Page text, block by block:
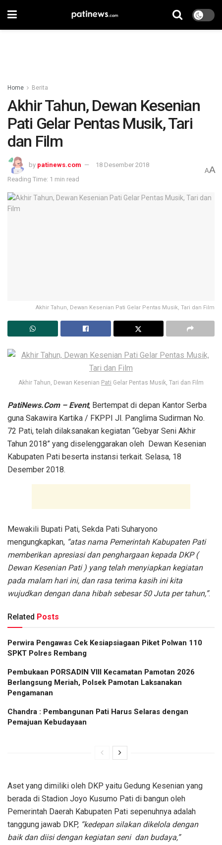
Home Berita
Akhir Tahun, Dewan Kesenian
Pati Gelar Pentas Musik, Tari
dan Film
by patinews.com
18 Desember 2018
Reading Time: 1 min read
AA
Akhir Tahun, Dewan Kesenian Pati Gelar Pentas Musik, Tari dan Film
Akhir Tahun, Dewan Kesenian Pati Gelar Pentas Musik, Tari dan Film
PatiNews.Com – Event, Bertempat di depan Kantor Serba
guna Sakawira Kartika / FKPPI Jl. Panglima Sudirman No.
72 Pati, telah dilaksanakan kegiatan “Gebyar Seni Akhir
Tahun 2018” yang diselenggarakan oleh Dewan Kesenian
Kabupaten Pati beserta instansi terkait. Selasa, 18
Desember 2018.
Mewakili Bupati Pati, Sekda Pati Suharyono
mengungkapkan, “atas nama Pemerintah Kabupaten Pati
memberikan apresiasi dan penghargaan kepada DKP (
Dewan Kesenian Pati ) yang telah menyiapkan kegiatan
pada malam hari ini, dan rasa terima kasih ini kita
wujudkan dengan dana hibah sebesar 50 Juta per tahun,”.
Related Posts
Perwira Pengawas Cek Kesiapsiagaan Piket Polwan 110
SPKT Polres Rembang
Pembukaan PORSADIN VIII Kecamatan Pamotan 2026
Berlangsung Meriah, Polsek Pamotan Laksanakan
Pengamanan
Chandra : Pembangunan Pati Harus Selaras dengan
Pemajuan Kebudayaan
Aset yang dimiliki oleh DKP yaitu Gedung Kesenian yang
berada di Stadion Joyo Kusumo Pati di bangun oleh
Pemerintah Daerah Kabupaten Pati sepenuhnya adalah
tanggung jawab DKP, “kedepan silakan dikelola dengan
baik dan diisi dengan kegiatan seni dan budaya,”